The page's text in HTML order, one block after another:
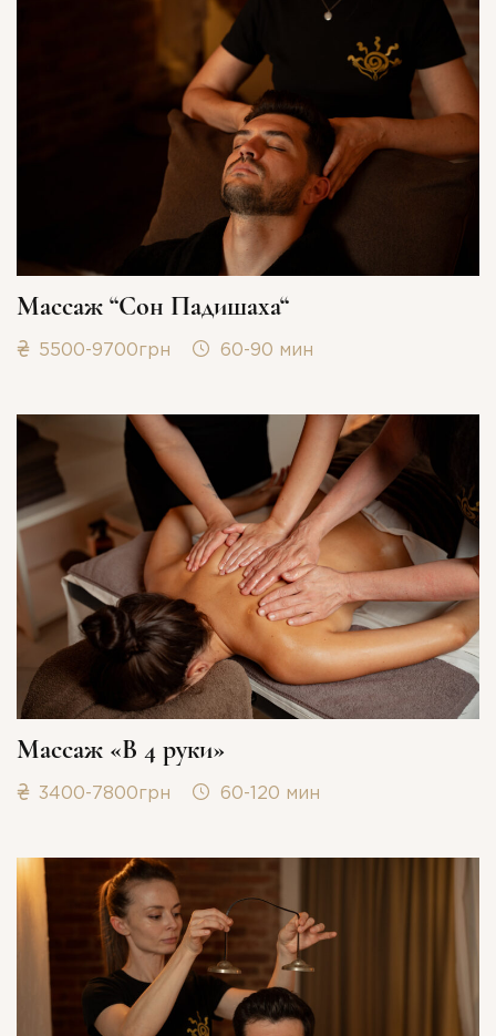
Массаж “Сон Падишаха“
5500-9700грн 60-90 мин
Массаж «В 4 руки»
3400-7800грн 60-120 мин